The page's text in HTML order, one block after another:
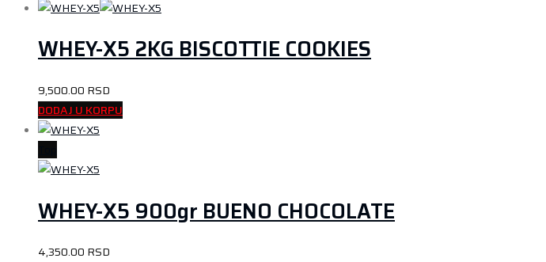
WHEY-X5 2KG BISCOTTIE COOKIES
9,500.00 RSD
DODAJ U KORPU
WHEY-X5 900gr BUENO CHOCOLATE
4,350.00 RSD